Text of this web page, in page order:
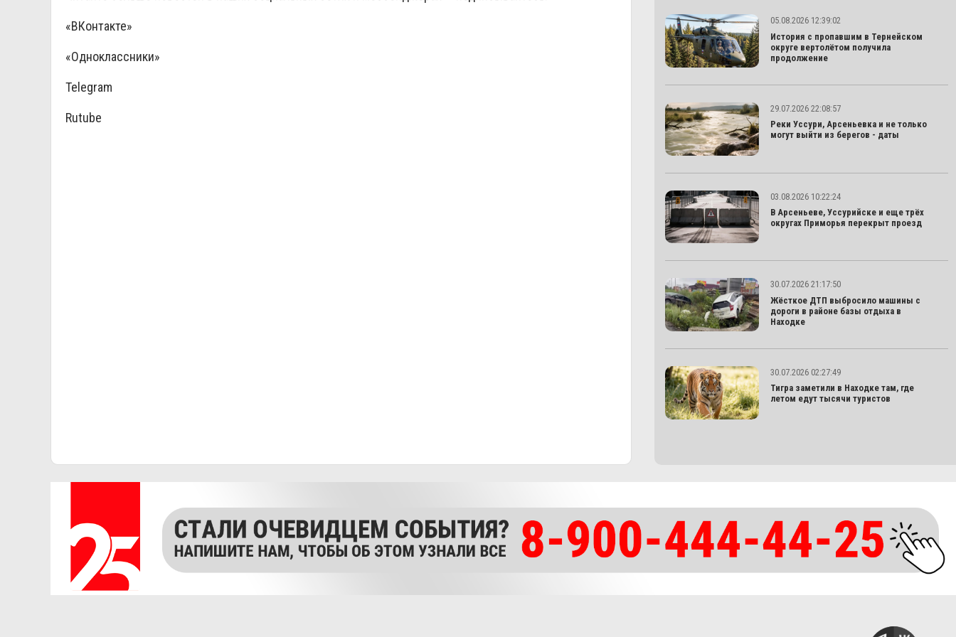
«ВКонтакте»
«Одноклассники»
Telegram
Rutube
05.08.2026 12:39:02
История с пропавшим в Тернейском
округе вертолётом получила
продолжение
29.07.2026 22:08:57
Реки Уссури, Арсеньевка и не только
могут выйти из берегов - даты
03.08.2026 10:22:24
В Арсеньеве, Уссурийске и еще трёх
округах Приморья перекрыт проезд
30.07.2026 21:17:50
Жёсткое ДТП выбросило машины с
дороги в районе базы отдыха в
Находке
30.07.2026 02:27:49
Тигра заметили в Находке там, где
летом едут тысячи туристов